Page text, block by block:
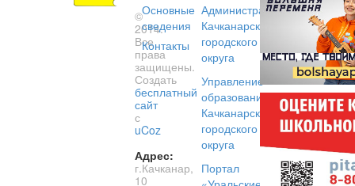
©
2014.
Все
права
защищены.
Создать
бесплатный
сайт
с
uCoz
Адрес:
г.Качканар,
10
Основные
сведения
Контакты
Администрация
Качканарского
городского
округа
Управление
образованием
Качканарского
городского
округа
Портал